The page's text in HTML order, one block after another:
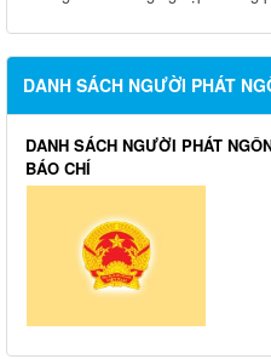
DANH SÁCH NGƯỜI PHÁT
DANH SÁCH NGƯỜI PHÁT
BÁO CHÍ